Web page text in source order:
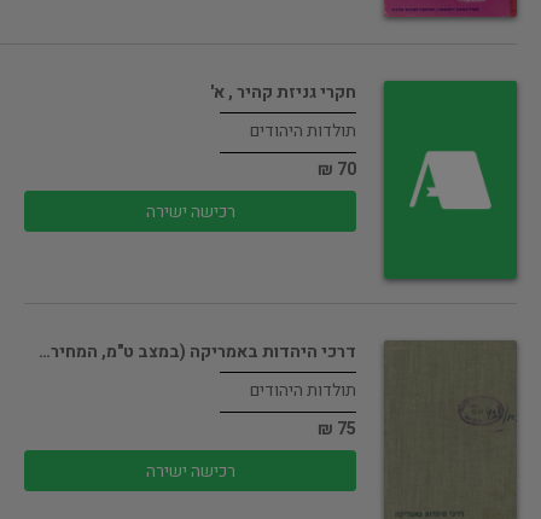
חקרי גניזת קהיר , א'
תולדות היהודים
70 ₪
רכישה ישירה
דרכי היהדות באמריקה (במצב ט"מ, המחיר…
תולדות היהודים
75 ₪
רכישה ישירה